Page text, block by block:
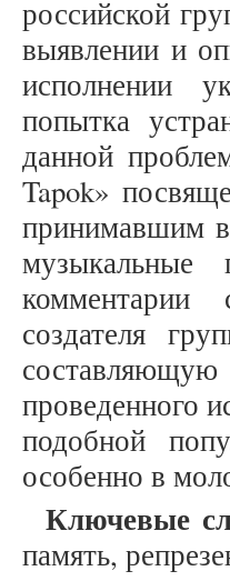
российской
выявлении и
исполнении
попытка
данной
Tapok»
принимавшим в
музыкальные
комментарии
создателя
проведенного
подобной
особенно в
Ключевые
память,